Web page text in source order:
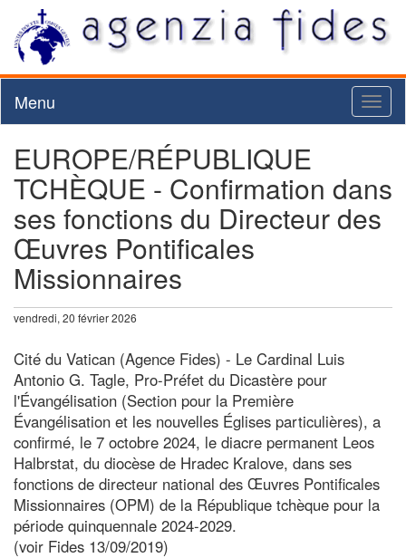
Menu
EUROPE/RÉPUBLIQUE
TCHÈQUE - Confirmation dans
ses fonctions du Directeur des
Œuvres Pontificales
Missionnaires
vendredi, 20 février 2026
Cité du Vatican (Agence Fides) - Le Cardinal Luis
Antonio G. Tagle, Pro-Préfet du Dicastère pour
l'Évangélisation (Section pour la Première
Évangélisation et les nouvelles Églises particulières), a
confirmé, le 7 octobre 2024, le diacre permanent Leos
Halbrstat, du diocèse de Hradec Kralove, dans ses
fonctions de directeur national des Œuvres Pontificales
Missionnaires (OPM) de la République tchèque pour la
période quinquennale 2024-2029.
(voir Fides 13/09/2019)